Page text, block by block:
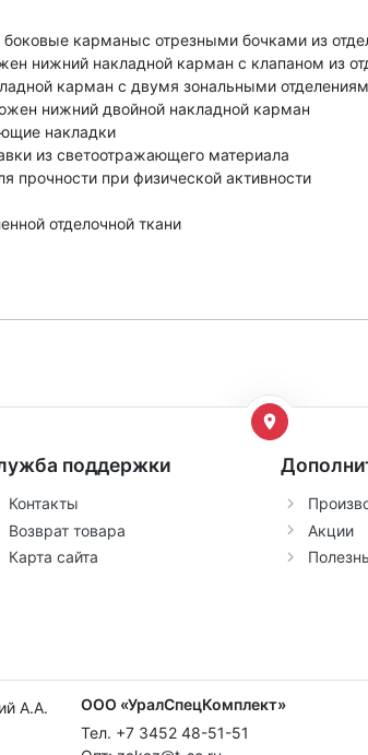
карманыс отрезными бочками из
нижний накладной карман с клапаном из
карман с двумя зональными
нижний двойной накладной карман
накладки
из светоотражающего материала
прочности при физической активности
отделочной ткани
поддержки
Контакты
Возврат товара
Карта сайта
Акции
ООО «УралСпецКомплект»
Тел. +7 3452 48-51-51